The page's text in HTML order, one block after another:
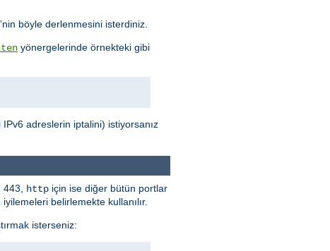
’nin böyle derlenmesini isterdiniz.
yönergelerinde örnekteki gibi
adreslerin iptalini) istiyorsanız
443, http için ise diğer bütün portlar
belirlemekte kullanılır.
isterseniz: